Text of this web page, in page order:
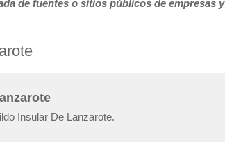
de fuentes o sitios públicos de empresas y
Insular De Lanzarote.